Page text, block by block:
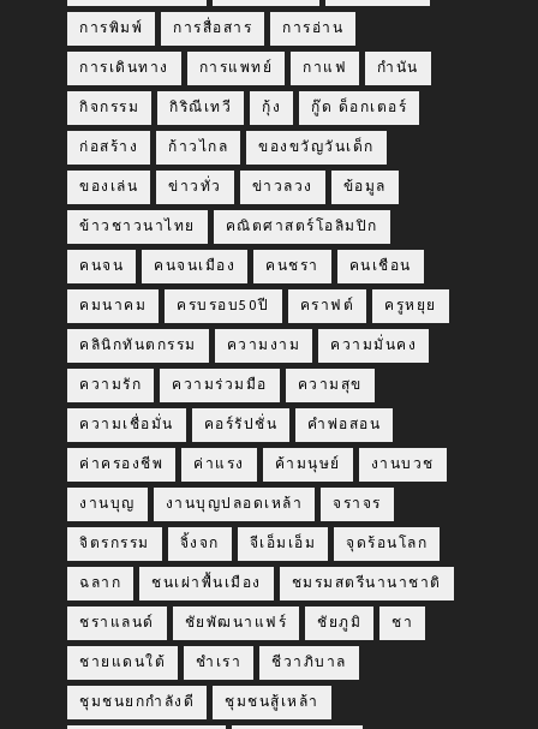
การพิมพ์ การสื่อสาร การอ่าน
การเดินทาง การแพทย์ กาแฟ กำนัน
กิจกรรม กิริณีเทวี กุ้ง กู๊ด ด็อกเตอร์
ก่อสร้าง ก้าวไกล ของขวัญวันเด็ก
ของเล่น ข่าวทั่ว ข่าวลวง ข้อมูล
ข้าวชาวนาไทย คณิตศาสตร์โอลิมปิก
คนจน คนจนเมือง คนชรา คนเชือน
คมนาคม ครบรอบ50ปี คราฟต์ ครูหยุย
คลินิกทันตกรรม ความงาม ความมั่นคง
ความรัก ความร่วมมือ ความสุข
ความเชื่อมั่น คอร์รัปชั่น คำพ่อสอน
ค่าครองชีพ ค่าแรง ค้ามนุษย์ งานบวช
งานบุญ งานบุญปลอดเหล้า จราจร
จิตรกรรม จิ้งจก จีเอ็มเอ็ม จุดร้อนโลก
ฉลาก ชนเผ่าพื้นเมือง ชมรมสตรีนานาชาติ
ชราแลนด์ ชัยพัฒนาแฟร์ ชัยภูมิ ชา
ชายแดนใต้ ชำเรา ชีวาภิบาล
ชุมชนยกกำลังดี ชุมชนสู้เหล้า